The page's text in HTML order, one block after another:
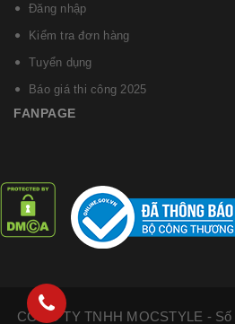
Đăng nhập
Kiểm tra đơn hàng
Tuyển dụng
Báo giá thi công 2025
FANPAGE
CÔNG TY TNHH MOCSTYLE -